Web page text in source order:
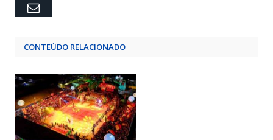
Email
CONTEÚDO RELACIONADO